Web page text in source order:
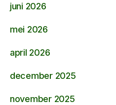
juni 2026
mei 2026
april 2026
december 2025
november 2025